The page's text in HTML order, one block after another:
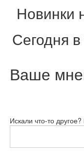
Новинки
Сегодня
Ваше
Искали что-то